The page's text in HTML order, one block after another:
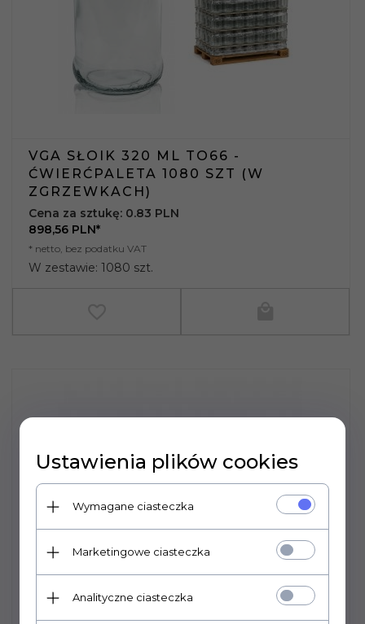
VGA SŁOIK 320 ML TO66 -
ĆWIERĆPALETA 1080 SZT (W
ZGRZEWKACH)
898,56 PLN*
* netto, bez podatku VAT
W zestawie: 1080 szt.
Cena za sztukę: 0.83 PLN
Ustawienia plików cookies
Wymagane ciasteczka
Marketingowe ciasteczka
Analityczne ciasteczka